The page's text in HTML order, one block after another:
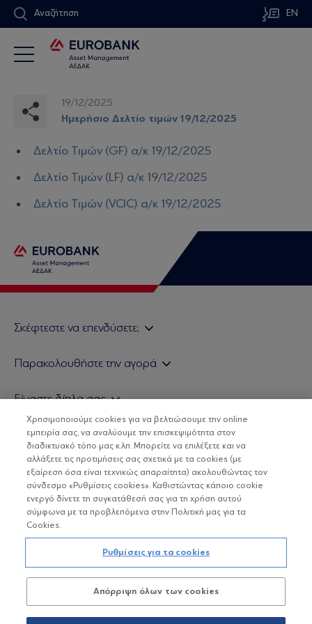
Αναζήτηση EN
19/12/2025
Ημερήσιο Δελτίο τιμών 19/12/2025
Δελτίο Τιμών (GF) α/κ 19/12/2025
Δελτίο Τιμών (LF) α/κ 19/12/2025
Δελτίο Τιμών (VCIC) α/κ 19/12/2025
Σκέφτεστε να επενδύσετε;
Τιμολογιακή Πολιτική
Δείτε τις πολιτικές μας
Βασικές Γνώσεις
Παρακολουθήστε την αγορά
Τα νέα μας
Χρήσιμοι σύνδεσμοι
Είμαστε δίπλα σας
H Eurobank Asset Management ΑΕΔΑΚ
Επενδυτική φιλοσοφία ESG
Πιστοποιημένα στελέχη και συνεργάτες
Αποστολή Βιογραφικών
ΟΙ ΟΣΕΚΑ ΔΕΝ ΕΧΟΥΝ ΕΓΓΥΗΜΕΝΗ ΑΠΟΔΟΣΗ ΚΑΙ ΟΙ
ΠΡΟΗΓΟΥΜΕΝΕΣ ΑΠΟΔΟΣΕΙΣ ΔΕΝ ΔΙΑΣΦΑΛΙΖΟΥΝ ΤΙΣ
ΜΕΛΛΟΝΤΙΚΕΣ
Copyright © Eurobank ΑΕΔΑΚ
Προστασία Προσωπικών Δεδομένων
Όροι χρήσης
Χρησιμοποιούμε cookies για να βελτιώσουμε την online
εμπειρία σας, να αναλύουμε την επισκεψιμότητα στον
διαδικτυακό τόπο μας κ.λπ. Μπορείτε να επιλέξετε και να
αλλάξετε τις προτιμήσεις σας σχετικά με τα cookies (με
εξαίρεση όσα είναι τεχνικώς απαραίτητα) ακολουθώντας τον
σύνδεσμο «Ρυθμίσεις cookies». Καθιστώντας κάποιο cookie
ενεργό δίνετε τη συγκατάθεσή σας για τη χρήση αυτού
σύμφωνα με τα προβλεπόμενα στην Πολιτική μας για τα
Cookies.
Ρυθμίσεις για τα cookies
Απόρριψη όλων των cookies